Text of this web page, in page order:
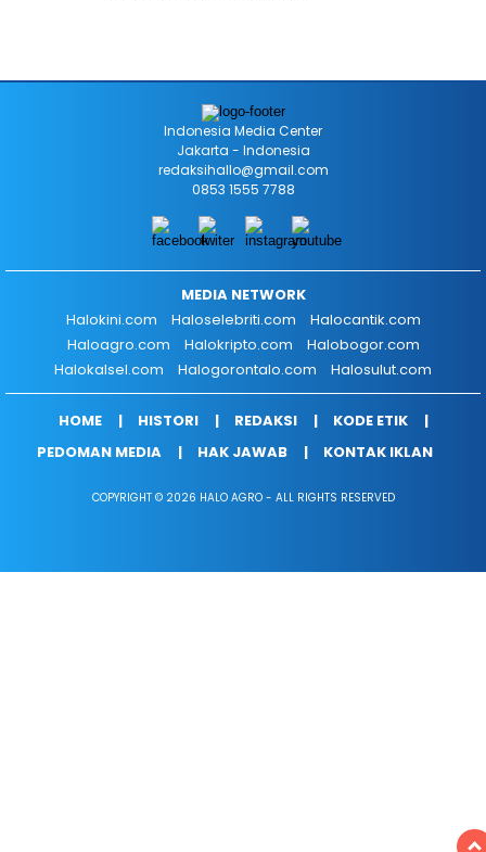
Indonesia Media Center
Jakarta - Indonesia
redaksihallo@gmail.com
0853 1555 7788
MEDIA NETWORK
Halokini.com
Haloselebriti.com
Halocantik.com
Haloagro.com
Halokripto.com
Halobogor.com
Halokalsel.com
Halogorontalo.com Halosulut.com
HOME HISTORI REDAKSI
KODE ETIK
PEDOMAN MEDIA
HAK JAWAB KONTAK IKLAN
COPYRIGHT © 2026 HALO AGRO - ALL RIGHTS RESERVED